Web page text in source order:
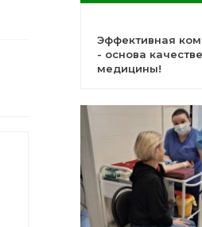
Эффективная
- основа
медицины!